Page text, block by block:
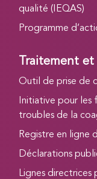
qualité (IEQAS)
Programme
Traitement et
Outil de prise de
Initiative pour les
troubles de la
Registre en ligne
Déclarations
Lignes directrices